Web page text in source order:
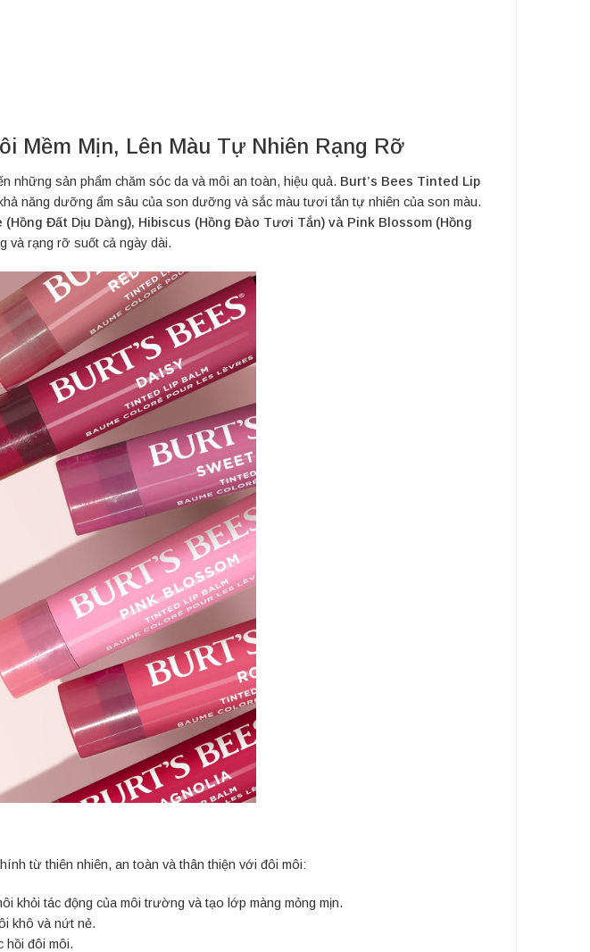
Mềm Mịn, Lên Màu Tự Nhiên Rạng Rỡ
những sản phẩm chăm sóc da và môi an toàn, hiệu quả. Burt’s Bees Tinted Lip
năng dưỡng ẩm sâu của son dưỡng và sắc màu tươi tắn tự nhiên của son màu.
(Hồng Đất Dịu Dàng), Hibiscus (Hồng Đào Tươi Tắn) và Pink Blossom (Hồng
và rạng rỡ suốt cả ngày dài.
từ thiên nhiên, an toàn và thân thiện với đôi môi:
khỏi tác động của môi trường và tạo lớp màng mỏng mịn.
khô và nứt nẻ.
hồi đôi môi.